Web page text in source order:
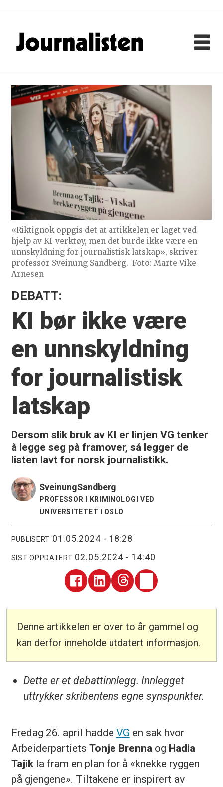
«Riktignok oppgis det at artikkelen er laget ved
hjelp av KI-verktøy, men det burde ikke være en
unnskyldning for journalistisk latskap», skriver
professor Sveinung Sandberg. Foto: Marte Vike
Arnesen
DEBATT:
KI bør ikke være
en unnskyldning
for journalistisk
latskap
Dersom slik bruk av KI er linjen VG tenker
å legge seg på framover, så legger de
listen lavt for norsk journalistikk.
SveinungSandberg
PROFESSOR I KRIMINOLOGI VED
UNIVERSITETET I OSLO
PUBLISERT 01.05.2024 - 18:28
SIST OPPDATERT 02.05.2024 - 14:40
Denne artikkelen er over to år gammel og
kan derfor inneholde utdatert informasjon.
Dette er et debattinnlegg. Innlegget
uttrykker skribentens egne synspunkter.
Fredag 26. april hadde VG en sak hvor
Arbeiderpartiets Tonje Brenna og Hadia
Tajikla fram en plan for å «knekke ryggen
på gjengene». Tiltakene er inspirert av